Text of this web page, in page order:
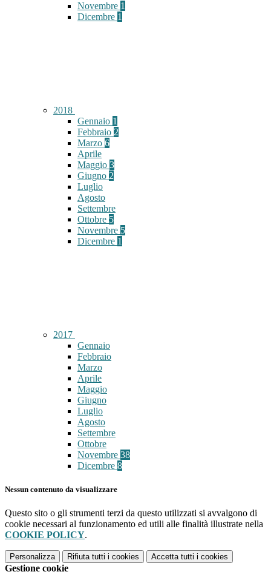
Novembre 1
Dicembre 1
2018
Gennaio 1
Febbraio 2
Marzo 6
Aprile
Maggio 3
Giugno 2
Luglio
Agosto
Settembre
Ottobre 5
Novembre 5
Dicembre 1
2017
Gennaio
Febbraio
Marzo
Aprile
Maggio
Giugno
Luglio
Agosto
Settembre
Ottobre
Novembre 38
Dicembre 8
Nessun contenuto da visualizzare
Questo sito o gli strumenti terzi da questo utilizzati si avvalgono di
cookie necessari al funzionamento ed utili alle finalità illustrate nella
COOKIE POLICY.
Personalizza Rifiuta tutti i cookies Accetta tutti i cookies
Gestione cookie